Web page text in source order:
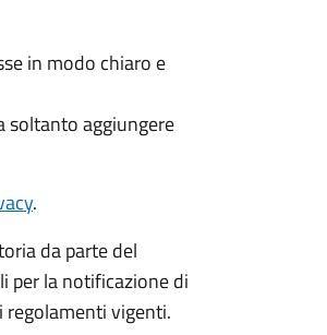
in modo chiaro e
soltanto aggiungere
.
da parte del
per la notificazione di
vigenti.